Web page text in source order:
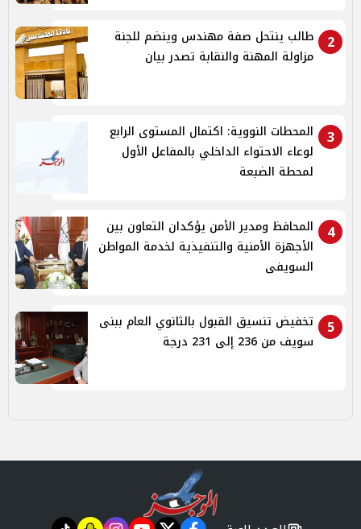
2
طالب ينتحل صفة مهندس وينضم للجنة
مزاولة المهنة والنقابة تصدر بيان
3
المحطات النووية: اكتمال المستوى الرابع
لوعاء الاحتواء الداخلي بالمفاعل الأول
لمحطة الضبعة
4
المحافظ ومدير الأمن يؤكدان التعاون بين
الأجهزة الأمنية والتنفيذية لخدمة المواطن
السويفى
5
تخفيض تنسيق القبول بالثانوي العام ببنى
سويف من 236 إلى 231 درجة